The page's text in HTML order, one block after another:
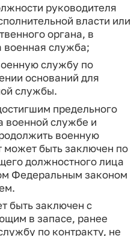
руководителя
власти или
органа, в
военная служба;
службу по
оснований для
службы.
предельного
военной службе и
военную
может быть заключен по
должностного лица
Федеральным законом
быть заключен с
в запасе, ранее
по контракту, не